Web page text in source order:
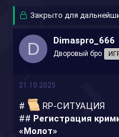
т
р
т
н
а
ч
Закрыто для
D Dimaspro_666
Дворовый бро
21.10.2025
#
RP-СИТУАЦИЯ
## Регистрация
«Молот»